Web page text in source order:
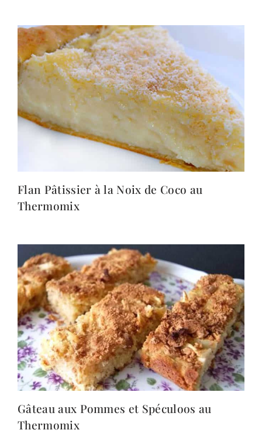
Flan Pâtissier à la Noix de Coco au
Thermomix
Gâteau aux Pommes et Spéculoos au
Thermomix